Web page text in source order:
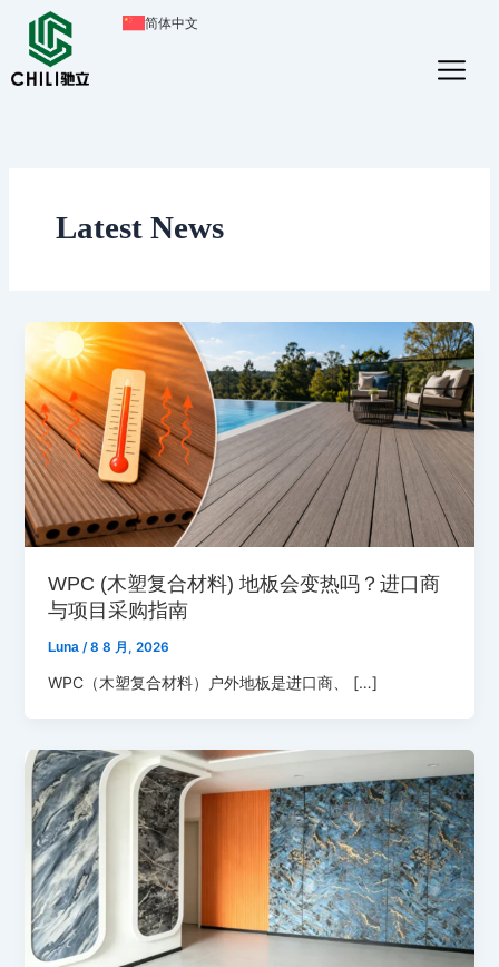
容
简体中文
Latest News
WPC (木塑复合材料) 地板会变热吗？进口商
与项目采购指南
Luna /8 8 月, 2026
WPC（木塑复合材料）户外地板是进口商、 […]